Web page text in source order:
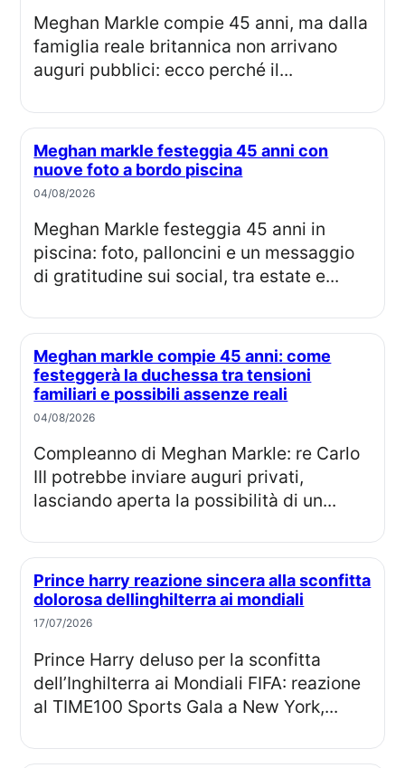
Meghan Markle compie 45 anni, ma dalla
famiglia reale britannica non arrivano
auguri pubblici: ecco perché il...
Meghan markle festeggia 45 anni con
nuove foto a bordo piscina
04/08/2026
Meghan Markle festeggia 45 anni in
piscina: foto, palloncini e un messaggio
di gratitudine sui social, tra estate e...
Meghan markle compie 45 anni: come
festeggerà la duchessa tra tensioni
familiari e possibili assenze reali
04/08/2026
Compleanno di Meghan Markle: re Carlo
III potrebbe inviare auguri privati,
lasciando aperta la possibilità di un...
Prince harry reazione sincera alla sconfitta
dolorosa dellinghilterra ai mondiali
17/07/2026
Prince Harry deluso per la sconfitta
dell’Inghilterra ai Mondiali FIFA: reazione
al TIME100 Sports Gala a New York,...